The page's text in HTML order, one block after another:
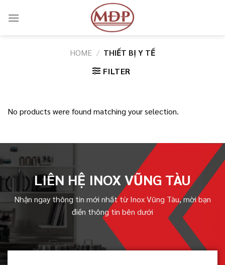
HOME / THIẾT BỊ Y TẾ
FILTER
No products were found matching your selection.
LIÊN HỆ INOX VŨNG TÀU
Nhận ngay thông tin mới nhất từ Inox Vũng Tàu, mời bạn
điền thông tin bên dưới